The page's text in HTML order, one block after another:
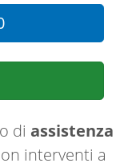
di assistenza
interventi a